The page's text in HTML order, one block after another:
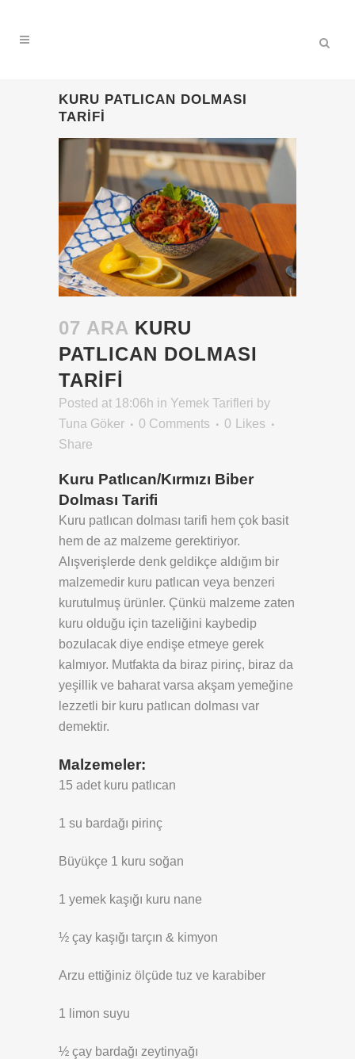
KURU PATLICAN DOLMASI
TARIFI
07 ARA KURU
PATLICAN DOLMASI
TARIFI
Posted at 18:06h in Yemek Tarifleri by
Tuna Göker
0 Comments 0
Likes
Share
Kuru Patlıcan/Kırmızı Biber
Dolması Tarifi
Kuru patlıcan dolması tarifi hem çok basit
hem de az malzeme gerektiriyor.
Alışverişlerde denk geldikçe aldığım bir
malzemedir kuru patlıcan veya benzeri
kurutulmuş ürünler. Çünkü malzeme zaten
kuru olduğu için tazeliğini kaybedip
bozulacak diye endişe etmeye gerek
kalmıyor. Mutfakta da biraz pirinç, biraz da
yeşillik ve baharat varsa akşam yemeğine
lezzetli bir kuru patlıcan dolması var
demektir.
Malzemeler:
15 adet kuru patlıcan
1 su bardağı pirinç
Büyükçe 1 kuru soğan
1 yemek kaşığı kuru nane
½ çay kaşığı tarçın & kimyon
Arzu ettiğiniz ölçüde tuz ve karabiber
1 limon suyu
½ çay bardağı zeytinyağı